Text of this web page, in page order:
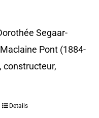
Segaar-
Pont (1884-
constructeur,
Details